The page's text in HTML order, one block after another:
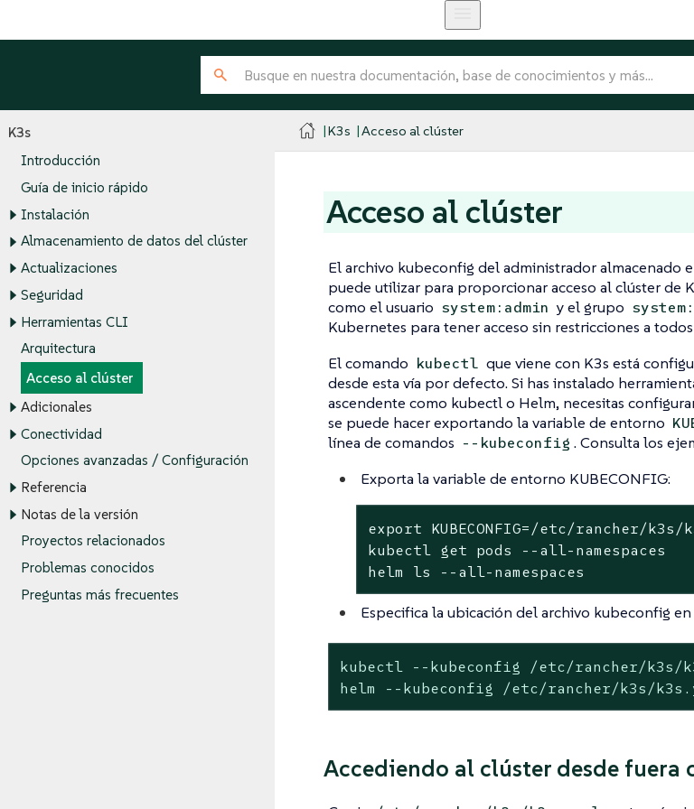
K3s
Introducción
Guía de inicio rápido
Instalación
Almacenamiento de datos del clúster
Actualizaciones
Seguridad
Herramientas CLI
Arquitectura
Acceso al clúster
Adicionales
Conectividad
Opciones avanzadas / Configuración
Referencia
Notas de la versión
Proyectos relacionados
Problemas conocidos
Preguntas más frecuentes
K3s Acceso al clúster
Acceso al clúster
El archivo kubeconfig del administrador almacenado
puede utilizar para proporcionar acceso al clúster de
como el usuario system:admin y el grupo
Kubernetes para tener acceso sin restricciones a
El comando kubectl que viene con K3s está
desde esta vía por defecto. Si has instalado
ascendente como kubectl o Helm, necesitas
se puede hacer exportando la variable de entorno
línea de comandos --kubeconfig . Consulta los
Exporta la variable de entorno KUBECONFIG:
export KUBECONFIG=/etc/rancher/k3s/
kubectl get pods --all-namespaces
helm ls --all-namespaces
Especifica la ubicación del archivo kubeconfig
kubectl --kubeconfig /etc/rancher/k3s/
helm --kubeconfig /etc/rancher/k3s/
Accediendo al clúster desde fuera